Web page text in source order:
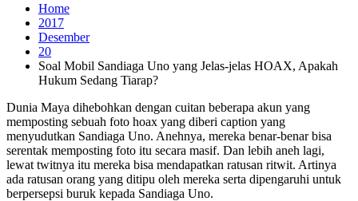
Home
2017
Desember
20
Soal Mobil Sandiaga Uno yang Jelas-jelas HOAX, Apakah
Hukum Sedang Tiarap?
Dunia Maya dihebohkan dengan cuitan beberapa akun yang
memposting sebuah foto hoax yang diberi caption yang
menyudutkan Sandiaga Uno. Anehnya, mereka benar-benar bisa
serentak memposting foto itu secara masif. Dan lebih aneh lagi,
lewat twitnya itu mereka bisa mendapatkan ratusan ritwit. Artinya
ada ratusan orang yang ditipu oleh mereka serta dipengaruhi untuk
berpersepsi buruk kepada Sandiaga Uno.